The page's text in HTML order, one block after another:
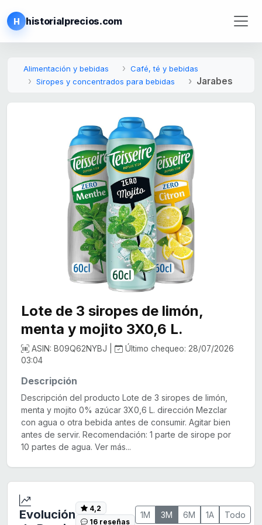
H historialprecios.com
Alimentación y bebidas
Café, té y bebidas
Siropes y concentrados para bebidas
Jarabes
Lote de 3 siropes de limón,
menta y mojito 3X0,6 L.
ASIN: B09Q62NYBJ |
Último chequeo: 28/07/2026
03:04
Descripción
Descripción del producto Lote de 3 siropes de limón,
menta y mojito 0% azúcar 3X0,6 L. dirección Mezclar
con agua o otra bebida antes de consumir. Agitar bien
antes de servir. Recomendación: 1 parte de sirope por
10 partes de agua. Ver más...
Evolución
4,2
16 reseñas
1M 3M 6M 1A Todo